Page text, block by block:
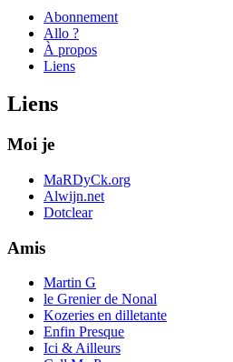
Abonnement
Allo ?
À propos
Liens
Liens
Moi je
MaRDyCk.org
Alwijn.net
Dotclear
Amis
Martin G
le Grenier de Nonal
Kozeries en dilletante
Enfin Presque
Ici & Ailleurs